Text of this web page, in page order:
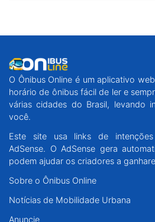
O Ônibus Online é um aplicativo
horário de ônibus fácil de ler e
várias cidades do Brasil, levando
você.
Este site usa links de
AdSense. O AdSense gera
podem ajudar os criadores a
Sobre o Ônibus Online
Notícias de Mobilidade Urbana
Anuncie